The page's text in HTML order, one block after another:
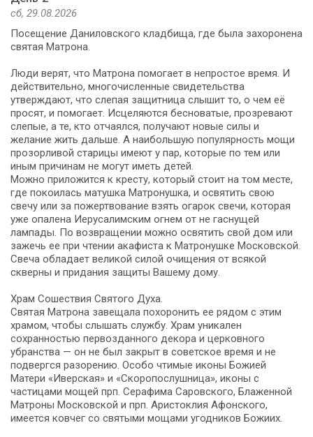
сб, 29.08.2026
Посещение Даниловского кладбища, где была захоронена
святая Матрона.
Люди верят, что Матрона помогает в непростое время. И
действительно, многочисленные свидетельства
утверждают, что слепая защитница слышит то, о чем её
просят, и помогает. Исцеляются бесноватые, прозревают
слепые, а те, кто отчаялся, получают новые силы и
желание жить дальше. А наибольшую популярность мощи
прозорливой старицы имеют у пар, которые по тем или
иным причинам не могут иметь детей.
Можно приложится к кресту, который стоит на том месте,
где покоилась матушка Матронушка, и освятить свою
свечу или за пожертвование взять огарок свечи, которая
уже опалена Иерусалимским огнем от не гаснущей
лампады. По возвращении можно освятить свой дом или
зажечь ее при чтении акафиста к Матронушке Московской.
Свеча обладает великой силой очищения от всякой
скверны и придания защиты Вашему дому.
Храм Сошествия Святого Духа.
Святая Матрона завещала похоронить ее рядом с этим
храмом, чтобы слышать службу. Храм уникален
сохранностью первозданного декора и церковного
убранства — он не был закрыт в советское время и не
подвергся разорению. Особо чтимые иконы Божией
Матери «Иверская» и «Скоропослушница», иконы с
частицами мощей прп. Серафима Саровского, Блаженной
Матроны Московской и прп. Аристоклия Афонского,
имеется ковчег со святыми мощами угодников Божиих.